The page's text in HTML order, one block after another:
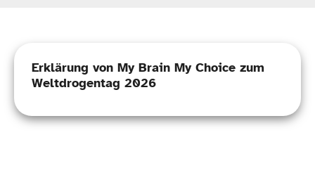
­Erklärung von My Brain My Choice zum
Weltdrogentag 2026